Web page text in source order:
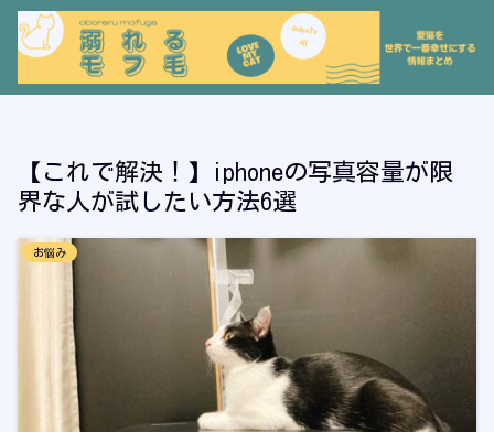
【これで解決！】iphoneの写真容量が限
界な人が試したい方法6選
お悩み